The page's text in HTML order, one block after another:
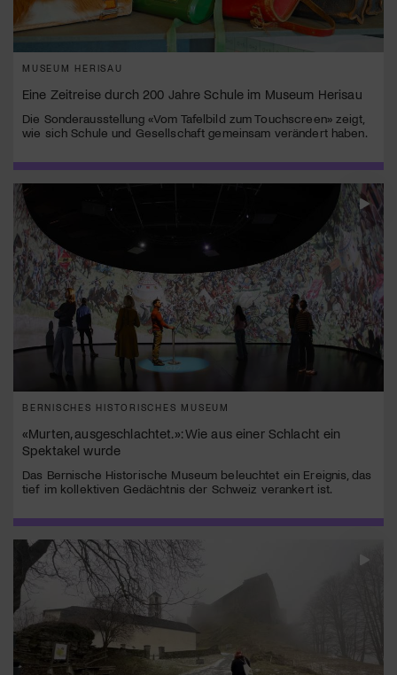
MUSEUM HERISAU
Eine Zeitreise durch 200 Jahre Schule im Museum Herisau
Die Sonderausstellung «Vom Tafelbild zum Touchscreen» zeigt,
wie sich Schule und Gesellschaft gemeinsam verändert haben.
BERNISCHES HISTORISCHES MUSEUM
«Murten, ausgeschlachtet.»: Wie aus einer Schlacht ein
Spektakel wurde
Das Bernische Historische Museum beleuchtet ein Ereignis, das
tief im kollektiven Gedächtnis der Schweiz verankert ist.